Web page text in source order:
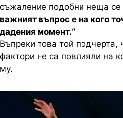
съжаление подобни неща се
важният въпрос е на кого
дадения момент.“
Въпреки това той подчерта,
фактори не са повлияли на
му.